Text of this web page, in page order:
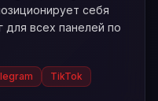
себя
для всех панелей по
TikTok